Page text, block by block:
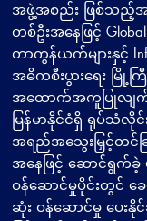
အဖွဲ့အစည်း ဖြစ်သည့်အ
တစ်ဦးအနေဖြင့်
တာကွန်ယက်များနှင့်
အဓိကစီးပွားရေး မြို့က
အထောက်အကူပြုလျက်
မြန်မာနိုင်ငံရှိ ရုပ်သံလို
အရည်အသွေးမြှင့်တင်ခြ
အနေဖြင့် ဆောင်ရွက်
ဝန်ဆောင်မှုပိုင်းတွင် ခ
ဆုံး ဝန်ဆောင်မှု ပေး